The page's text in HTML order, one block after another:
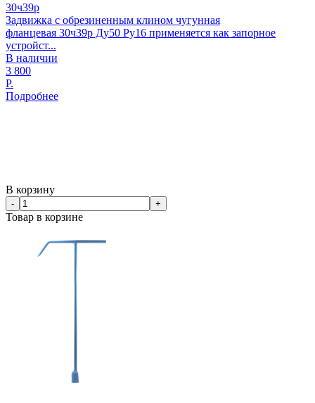
30ч39р
Задвижка с обрезиненным клином чугунная
фланцевая 30ч39р Ду50 Ру16 применяется как запорное
устройст...
В наличии
3 800
Р.
Подробнее
В корзину
- +
Товар в корзине